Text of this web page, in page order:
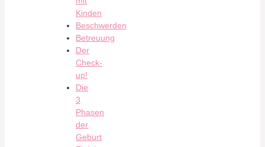
Kinden
Beschwerden
Betreuung
Der
Check-
up!
Die
3
Phasen
der
Geburt